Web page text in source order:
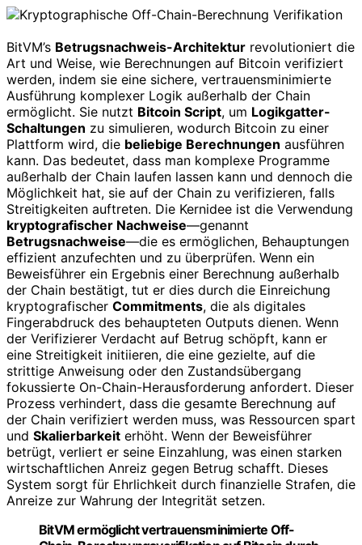
BitVM’s Betrugsnachweis-Architektur revolutioniert die
Art und Weise, wie Berechnungen auf Bitcoin verifiziert
werden, indem sie eine sichere, vertrauensminimierte
Ausführung komplexer Logik außerhalb der Chain
ermöglicht. Sie nutzt Bitcoin Script, um Logikgatter-
Schaltungen zu simulieren, wodurch Bitcoin zu einer
Plattform wird, die beliebige Berechnungen ausführen
kann. Das bedeutet, dass man komplexe Programme
außerhalb der Chain laufen lassen kann und dennoch die
Möglichkeit hat, sie auf der Chain zu verifizieren, falls
Streitigkeiten auftreten. Die Kernidee ist die Verwendung
kryptografischer Nachweise—genannt
Betrugsnachweise—die es ermöglichen, Behauptungen
effizient anzufechten und zu überprüfen. Wenn ein
Beweisführer ein Ergebnis einer Berechnung außerhalb
der Chain bestätigt, tut er dies durch die Einreichung
kryptografischer Commitments, die als digitales
Fingerabdruck des behaupteten Outputs dienen. Wenn
der Verifizierer Verdacht auf Betrug schöpft, kann er
eine Streitigkeit initiieren, die eine gezielte, auf die
strittige Anweisung oder den Zustandsübergang
fokussierte On-Chain-Herausforderung anfordert. Dieser
Prozess verhindert, dass die gesamte Berechnung auf
der Chain verifiziert werden muss, was Ressourcen spart
und Skalierbarkeit erhöht. Wenn der Beweisführer
betrügt, verliert er seine Einzahlung, was einen starken
wirtschaftlichen Anreiz gegen Betrug schafft. Dieses
System sorgt für Ehrlichkeit durch finanzielle Strafen, die
Anreize zur Wahrung der Integrität setzen.
BitVM ermöglicht vertrauensminimierte Off-